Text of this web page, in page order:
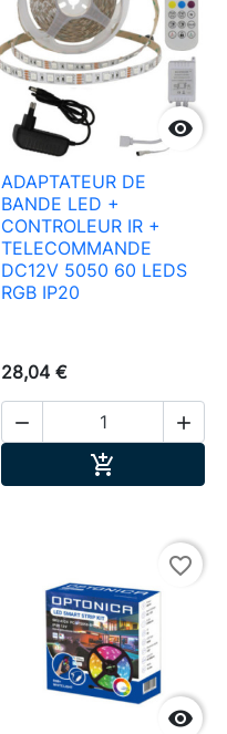

ADAPTATEUR DE
BANDE LED +
CONTROLEUR IR +
TELECOMMANDE
DC12V 5050 60 LEDS
RGB IP20
28,04 €
 


favorite_border